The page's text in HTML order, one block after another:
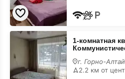
1-
комнатная
квартира
Коммунистический
92
лучшие
1-комнатная
2.2 км от